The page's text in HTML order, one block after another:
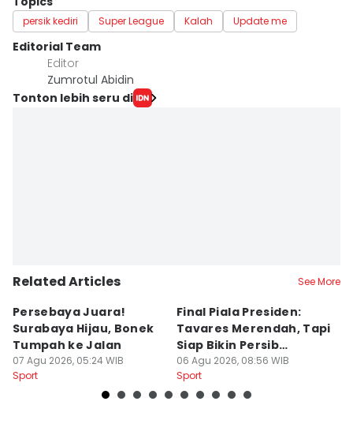
persik kediri Super League Kalah Update me
Editorial Team
Editor
Zumrotul Abidin
Tonton lebih seru di
Related Articles See More
Persebaya Juara!
Surabaya Hijau, Bonek
Tumpah ke Jalan
07 Agu 2026, 05:24 WIB
Sport
Final Piala Presiden:
Tavares Merendah, Tapi
Siap Bikin Persib
Tumbang
06 Agu 2026, 08:56 WIB
Sport